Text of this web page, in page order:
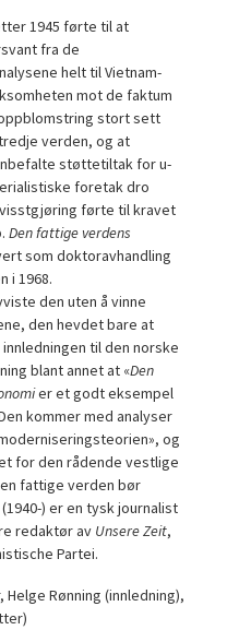
1945 førte til at
fra de
helt til Vietnam-
mot de faktum
stort sett
verden, og at
støttetiltak for u-
foretak dro
førte til kravet
Den fattige verdens
som doktoravhandling
i 1968.
den uten å vinne
den hevdet bare at
til den norske
blant annet at «Den
er et godt eksempel
kommer med analyser
og
for den rådende vestlige
fattige verden bør
) er en tysk journalist
redaktør av Unsere Zeit,
Partei.
Rønning (innledning),